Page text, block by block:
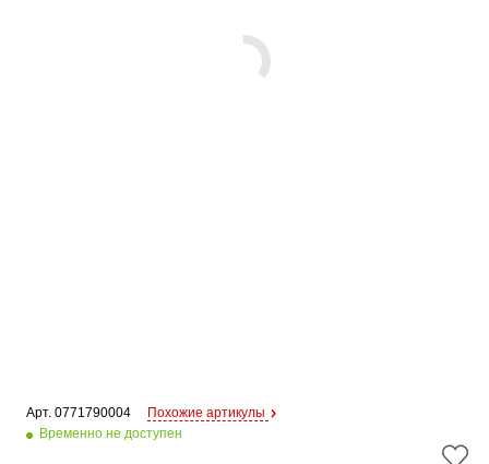
Арт. 0771790004
Похожие артикулы
Временно не доступен